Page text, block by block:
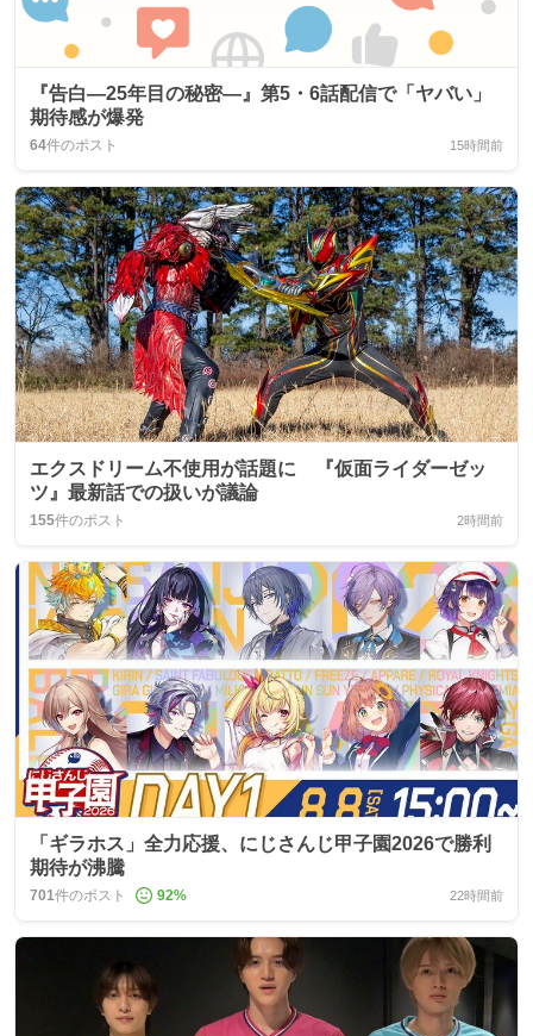
『告白―25年目の秘密―』第5・6話配信で「ヤバい」
期待感が爆発
64件のポスト 15時間前
エクスドリーム不使用が話題に 『仮面ライダーゼッ
ツ』最新話での扱いが議論
155件のポスト 2時間前
「ギラホス」全力応援、にじさんじ甲子園2026で勝利
期待が沸騰
701件のポスト 92% 22時間前